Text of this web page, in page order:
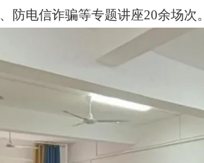
防电信诈骗等专题讲座20余场次。